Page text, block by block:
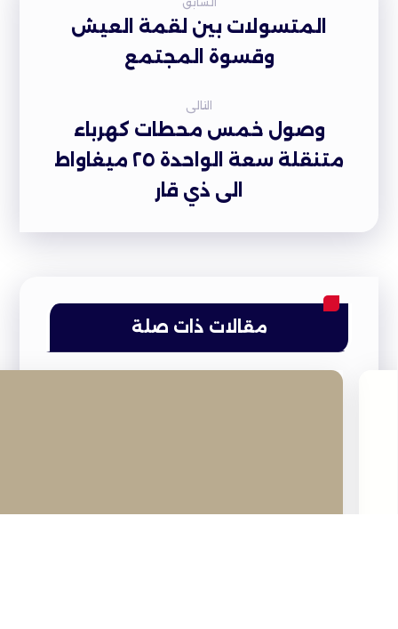
المتسولات بين لقمة العيش
وقسوة المجتمع
التالى
وصول خمس محطات كهرباء
متنقلة سعة الواحدة ٢٥ ميغاواط
الى ذي قار
مقالات ذات صلة